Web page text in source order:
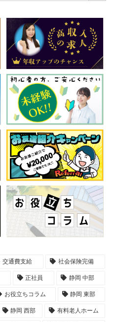
交通費支給 社会保険完備
正社員 静岡 中部
お役立ちコラム 静岡 東部
静岡 西部 有料老人ホーム